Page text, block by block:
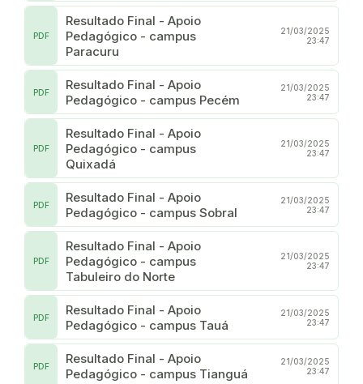
Resultado Final - Apoio
Pedagógico - campus
Paracuru
PDF
21/03/2025
23:47
Resultado Final - Apoio
Pedagógico - campus Pecém
PDF
21/03/2025
23:47
Resultado Final - Apoio
Pedagógico - campus
Quixadá
PDF
21/03/2025
23:47
Resultado Final - Apoio
Pedagógico - campus Sobral
PDF
21/03/2025
23:47
Resultado Final - Apoio
Pedagógico - campus
Tabuleiro do Norte
PDF
21/03/2025
23:47
Resultado Final - Apoio
Pedagógico - campus Tauá
PDF
21/03/2025
23:47
Resultado Final - Apoio
Pedagógico - campus Tianguá
PDF
21/03/2025
23:47